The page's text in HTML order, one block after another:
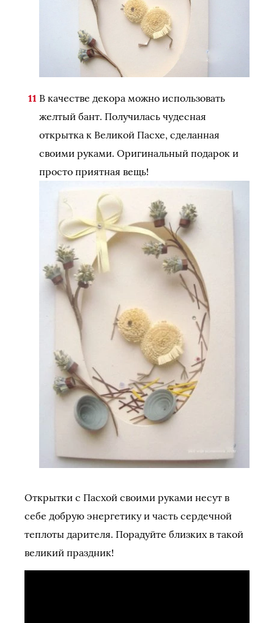
В качестве декора можно использовать
желтый бант. Получилась чудесная
открытка к Великой Пасхе, сделанная
своими руками. Оригинальный подарок и
просто приятная вещь!
Открытки с Пасхой своими руками несут в
себе добрую энергетику и часть сердечной
теплоты дарителя. Порадуйте близких в такой
великий праздник!